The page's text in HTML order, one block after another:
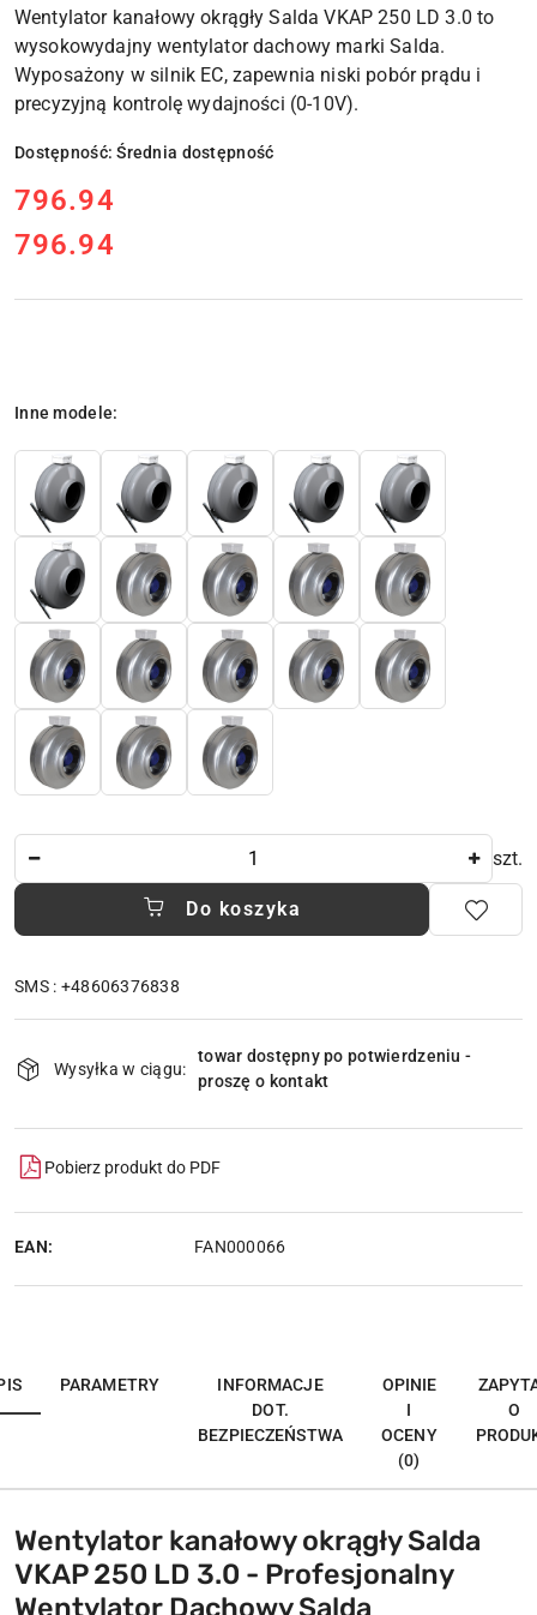
Wentylator kanałowy okrągły Salda VKAP 250 LD 3.0 to
wysokowydajny wentylator dachowy marki Salda.
Wyposażony w silnik EC, zapewnia niski pobór prądu i
precyzyjną kontrolę wydajności (0-10V).
Dostępność:Średnia dostępność
cena:
796.94
Cena:
796.94
Wariant
Inne modele:
szt.
Do koszyka
SMS : +48606376838
i
Wysyłka w ciągu:
towar dostępny po potwierdzeniu -
proszę o kontakt
Pobierz produkt do PDF
EAN: FAN000066
PARAMETRY
INFORMACJE
DOT.
BEZPIECZEŃSTWA
OPINIE
I
OCENY
(0)
O
Wentylator kanałowy okrągły Salda
VKAP 250 LD 3.0 - Profesjonalny
Wentylator Dachowy Salda